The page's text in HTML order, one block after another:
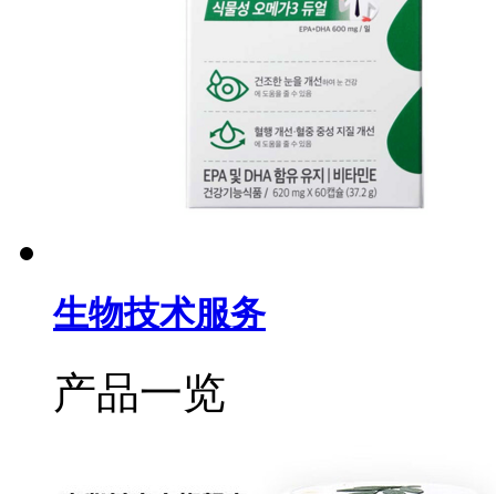
生物技术服务
产品一览